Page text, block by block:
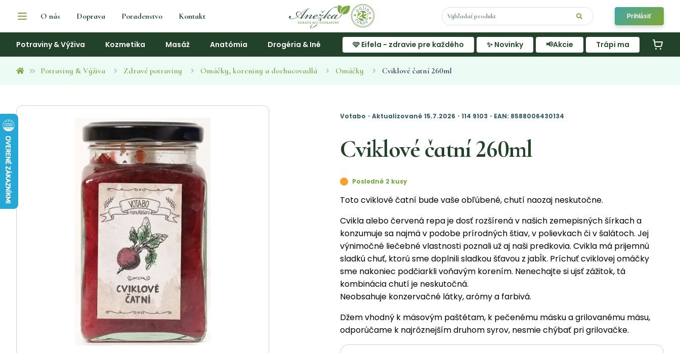
O nás Doprava Poradenstvo Kontakt Prihlásiť
Potraviny & Výživa Kozmetika Masáž Anatómia Drogéria & Iné 🩷 Eifela - zdravie pre každého ✨ Novinky 📢Akcie Trápi ma
Potraviny & Výživa Zdravé potraviny Omáčky, koreniny a dochucovadlá Omáčky Cviklové čatní 260ml
Votabo・Aktualizované 15.7.2026・114 9103・EAN: 8588006430134
Cviklové čatní 260ml
Posledné 2 kusy
Toto cviklové čatní bude vaše obľúbené, chutí naozaj neskutočne.
Cvikla alebo červená repa je dosť rozšírená v našich zemepisných šírkach a
konzumuje sa najmä v podobe prírodných štiav, v polievkach či v šalátoch. Jej
výnimočné liečebné vlastnosti poznali už aj naši predkovia. Cvikla má prijemnú
sladkú chuť, ktorú sme doplnili sladkou šťavou z jabĺk. Príchuť cviklovej omáčky
sme nakoniec podčiarkli voňavým korením. Nenechajte si ujsť zážitok, tá
kombinácia chutí je neskutočná.
Neobsahuje konzervačné látky, arómy a farbivá.
Džem vhodný k mäsovým paštétam, k pečenému mäsku a grilovanému mäsu,
odporúčame k najrôznejším druhom syrov, nesmie chýbať pri grilovačke.